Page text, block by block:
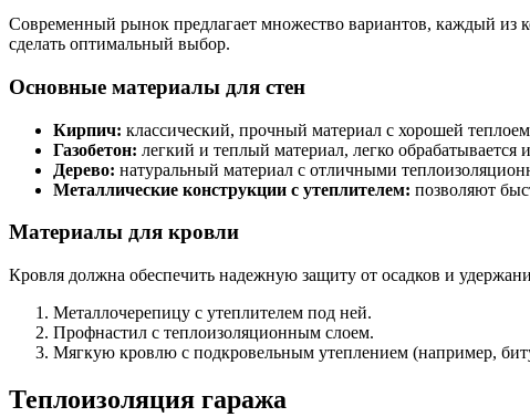
Современный рынок предлагает множество вариантов, каждый
сделать оптимальный выбор.
Основные материалы для стен
Кирпич: классический, прочный материал с хорошей
Газобетон: легкий и теплый материал, легко
Дерево: натуральный материал с отличными
Металлические конструкции с утеплителем: позволяют
Материалы для кровли
Кровля должна обеспечить надежную защиту от осадков и
Металлочерепицу с утеплителем под ней.
Профнастил с теплоизоляционным слоем.
Мягкую кровлю с подкровельным утеплением (например,
Теплоизоляция гаража